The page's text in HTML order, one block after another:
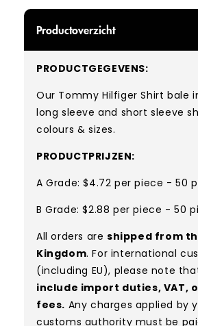
Productoverzicht
PRODUCTGEGEVENS:
Our Tommy Hilfiger Shirt bale
long sleeve and short sleeve
colours & sizes.
PRODUCTPRIJZEN:
A Grade: $4.72 per piece - 50
B Grade: $2.88 per piece - 50
All orders are shipped from
Kingdom. For international
(including EU), please note
include import duties, VAT,
fees. Any charges applied by
customs authority must be